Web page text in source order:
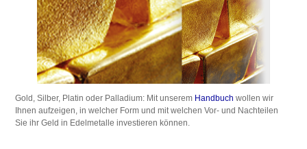
Gold, Silber, Platin oder Palladium: Mit unserem Handbuch wollen wir
Ihnen aufzeigen, in welcher Form und mit welchen Vor- und Nachteilen
Sie ihr Geld in Edelmetalle investieren können.